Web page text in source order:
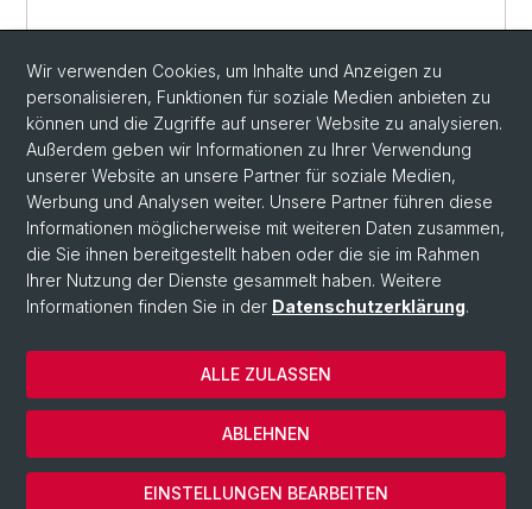
SEND E-MAIL
© Universität Basel
Datenschutzerklärung
Wir verwenden Cookies, um Inhalte und Anzeigen zu
personalisieren, Funktionen für soziale Medien anbieten zu
können und die Zugriffe auf unserer Website zu analysieren.
Außerdem geben wir Informationen zu Ihrer Verwendung
unserer Website an unsere Partner für soziale Medien,
Werbung und Analysen weiter. Unsere Partner führen diese
Informationen möglicherweise mit weiteren Daten zusammen,
die Sie ihnen bereitgestellt haben oder die sie im Rahmen
Ihrer Nutzung der Dienste gesammelt haben. Weitere
Informationen finden Sie in der Datenschutzerklärung.
EINSTELLUNGEN BEARBEITEN
ABLEHNEN
ALLE ZULASSEN